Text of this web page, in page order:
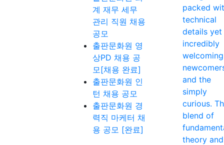
계 재무 세무
관리 직원 채용
공모
출판문화원 영
상PD 채용 공
모[채용 완료]
출판문화원 인
턴 채용 공모
출판문화원 경
력직 마케터 채
용 공모 [완료]
packed
technical
details yet
incredibly
and the
simply
curious.
blend of
theory and